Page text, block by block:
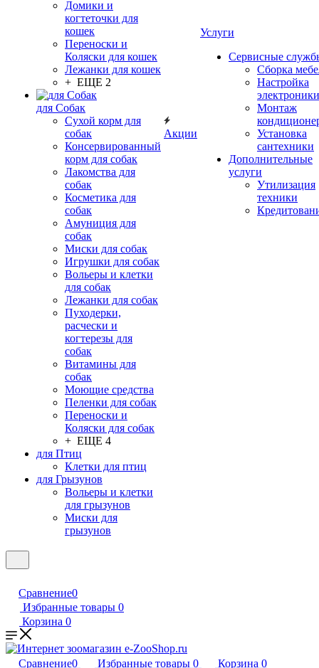
Домики и
когтеточки для
кошек
Переноски и
Коляски для кошек
Лежанки для кошек
+ ЕЩЕ 2
для Собак
Сухой корм для
собак
Консервированный
корм для собак
Лакомства для
собак
Косметика для
собак
Амуниция для
собак
Миски для собак
Игрушки для собак
Вольеры и клетки
для собак
Лежанки для собак
Пуходерки,
расчески и
когтерезы для
собак
Витамины для
собак
Моющие средства
Пеленки для собак
Переноски и
Коляски для собак
+ ЕЩЕ 4
для Птиц
Клетки для птиц
для Грызунов
Вольеры и клетки
для грызунов
Миски для
грызунов
Акции
Услуги
Сервисные
Сборка
Настройка
электроники
Монтаж
Установка
сантехники
Дополнительные
услуги
Утилизация
техники
Сравнение0
Избранные товары 0
Корзина 0
Сравнение0 Избранные товары 0 Корзина 0